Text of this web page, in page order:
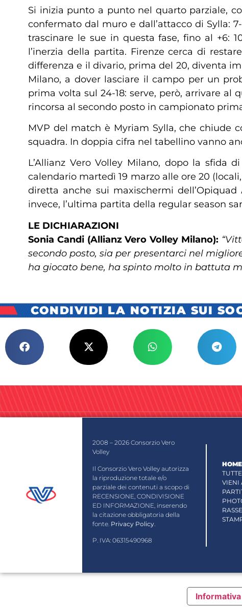
Si inizia punto a punto nel quarto parziale,
confermato dal muro e dall’attacco di Sylla:
trascinare le sue in questa fase, fino al +6:
l’inerzia della partita. Firenze cerca di
differenza e il divario, prima del 20, diventa
Milano, a dover lasciare il campo per un
prima volta sul 24-18: serve, però, arrivare al
rincorsa al secondo posto in campionato
MVP del match è Myriam Sylla, che chiude
squadra. In doppia cifra nel tabellino vanno
L’Allianz Vero Volley Milano, dopo la
calendario martedì 19 marzo alle ore 20
diretta anche sui maxischermi
invece, l’ultima partita della regular season
LE DICHIARAZIONI
Sonia Candi (Allianz Vero Volley Milano):
secondo posto, sia per presentarci nel
ha giocato bene, ha spinto molto in battuta
CONDIVIDI LA NOTIZIA SUI
2008 – 2026 Consorzio Vero
Volley
Il Consorzio Vero Volley autorizza
la riproduzione totale e/o
parziale dei contenuti a scopo di
RECENSIONE, CONDIVISIONE
ED INFORMAZIONE, inserendo
la citazione obbligatoria della
fonte. Privacy Policy
P. IVA: 06315490968
HOME
VIENI